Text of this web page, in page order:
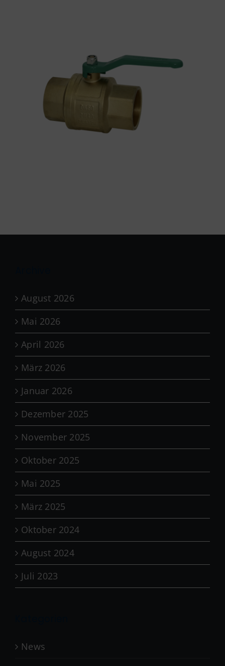
August 2026
Mai 2026
April 2026
März 2026
Januar 2026
Dezember 2025
November 2025
Oktober 2025
Mai 2025
März 2025
Oktober 2024
August 2024
Juli 2023
News